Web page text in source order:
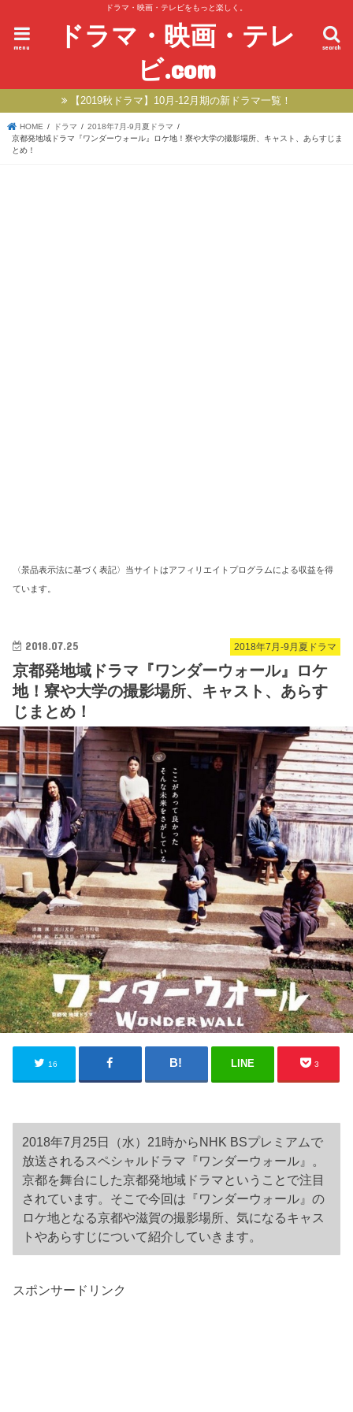
ドラマ・映画・テレビをもっと楽しく。
ドラマ・映画・テレ
ビ.com
search
menu
【2019秋ドラマ】10月-12月期の新ドラマ一覧！
HOME ドラマ
2018年7月-9月夏ドラマ
京都発地域ドラマ『ワンダーウォール』ロケ地！寮や大学の撮影場所、キャスト、あらすじま
とめ！
〈景品表示法に基づく表記〉当サイトはアフィリエイトプログラムによる収益を得
ています。
2018年7月-9月夏ドラマ
2018.07.25
京都発地域ドラマ『ワンダーウォール』ロケ
地！寮や大学の撮影場所、キャスト、あらす
じまとめ！
16 LINE 3
2018年7月25日（水）21時からNHK BSプレミアムで
放送されるスペシャルドラマ『ワンダーウォール』。
京都を舞台にした京都発地域ドラマということで注目
されています。そこで今回は『ワンダーウォール』の
ロケ地となる京都や滋賀の撮影場所、気になるキャス
トやあらすじについて紹介していきます。
スポンサードリンク